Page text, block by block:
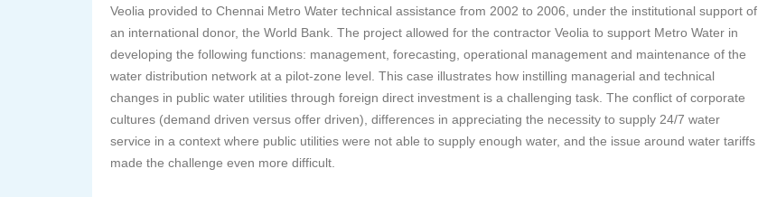
Veolia provided to Chennai Metro Water technical assistance from 2002 to 2006, under the institutional support of
an international donor, the World Bank. The project allowed for the contractor Veolia to support Metro Water in
developing the following functions: management, forecasting, operational management and maintenance of the
water distribution network at a pilot-zone level. This case illustrates how instilling managerial and technical
changes in public water utilities through foreign direct investment is a challenging task. The conflict of corporate
cultures (demand driven versus offer driven), differences in appreciating the necessity to supply 24/7 water
service in a context where public utilities were not able to supply enough water, and the issue around water tariffs
made the challenge even more difficult.